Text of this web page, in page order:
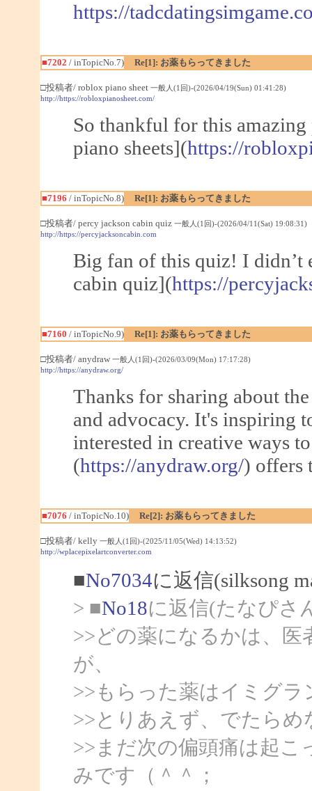
https://
■7202 / inTopicNo.7) Re[1]: お薬もらってきました
□投稿者/ roblox piano sheet 一般人(1回)-(2026/04/19(Sun) 01:41:28)
http://https://robloxpianosheet.com/
So thankful for this
piano sheets](https://
■7196 / inTopicNo.8) Re[1]: お薬もらってきました
□投稿者/ percy jackson cabin quiz 一般人(1回)-(2026/04/11(Sat) 19:08:31)
http://https://percyjacksoncabin.com
Big fan of this quiz! I didn’t
cabin quiz](https://
■7160 / inTopicNo.9) Re[1]: お薬もらってきました
□投稿者/ anydraw 一般人(1回)-(2026/03/09(Mon) 17:17:28)
http://https://anydraw.org/
Thanks for sharing about
and advocacy. It's inspiring
interested in creative ways
(https://anydraw.org/) offers
■7076 / inTopicNo.10) Re[2]: お薬もらってきました
□投稿者/ kelly 一般人(1回)-(2025/11/05(Wed) 14:13:52)
http://wplacepixelartconverter.com
■No7034に返信(silksong
> ■No18に返信(たなぴさ
>>どの薬になるかは、
が、
>>もらった薬はイミグラ
>>とりあえず、でたら
>>まだ次の偏頭痛は起
みです（＾＾；